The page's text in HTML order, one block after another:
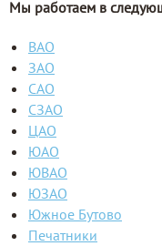
Мы работаем в
ВАО
ЗАО
САО
СЗАО
ЦАО
ЮАО
ЮВАО
ЮЗАО
Южное Бутово
Печатники